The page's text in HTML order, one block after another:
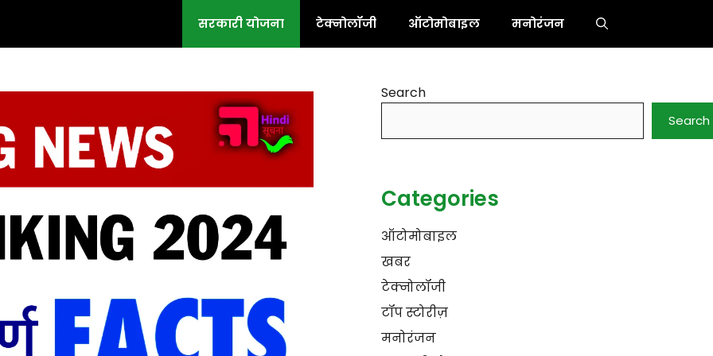
सरकारी योजना टेक्नोलॉजी ऑटोमोबाइल मनोरंजन
Search
Search
Categories
ऑटोमोबाइल
खबर
टेक्नोलॉजी
टॉप स्टोरीज़
मनोरंजन